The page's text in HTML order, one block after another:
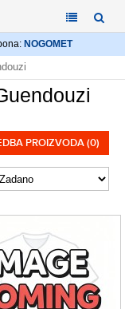
NOGOMET
PROIZVODA (0)